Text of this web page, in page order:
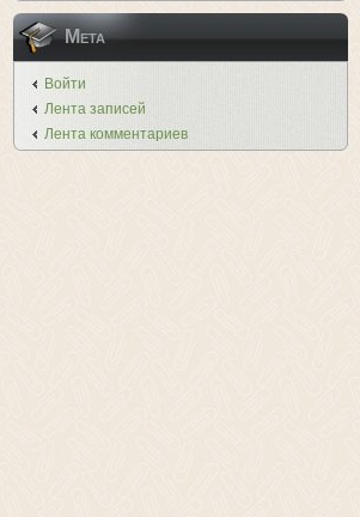
Мета
Войти
Лента записей
Лента комментариев